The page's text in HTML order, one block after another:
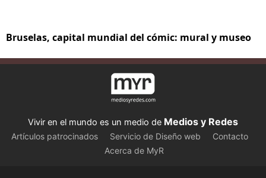
Bruselas, capital mundial del cómic: mural y museo
Vivir en el mundo es un medio de Medios y Redes
Artículos patrocinados Servicio de Diseño web
Contacto
Acerca de MyR